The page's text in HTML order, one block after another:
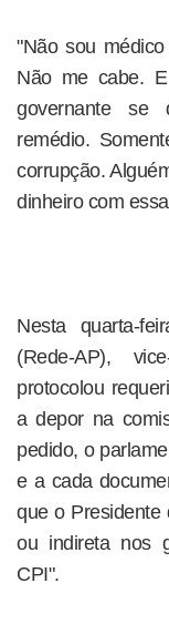
"Não sou
Não me cabe.
governante se
remédio.
corrupção.
dinheiro com
Nesta quarta-
(Rede-AP),
protocolou
a depor na
pedido, o
e a cada
que o Presidente
ou indireta nos
CPI".